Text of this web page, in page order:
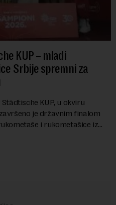
KUP – mladi
Srbije spremni za
KUP, u okviru
je državnim finalom
i rukometašice iz